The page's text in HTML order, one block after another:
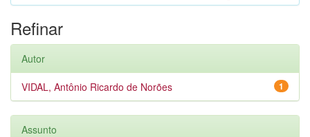
Refinar
Autor
1
VIDAL, Antônio Ricardo de Norões
Assunto